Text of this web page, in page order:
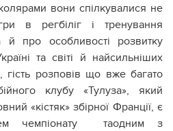
вони спілкувалися не
в регбіліг і тренування
й про особливості розвитку
та світі й найсильніших
гість розповів що вже багато
клубу «Тулуза», який
«кістяк» збірної Франції, є
чемпіонату таодним з